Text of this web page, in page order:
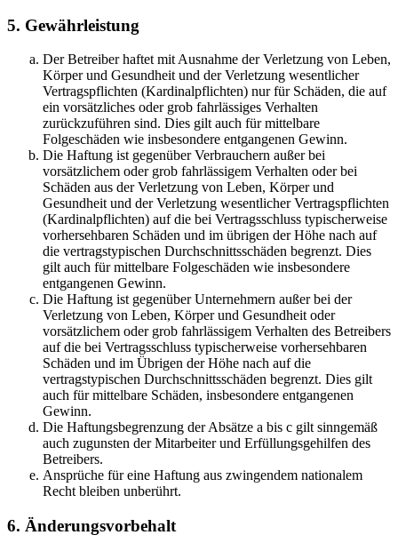
5. Gewährleistung
Der Betreiber haftet mit Ausnahme der Verletzung von Leben,
Körper und Gesundheit und der Verletzung wesentlicher
Vertragspflichten (Kardinalpflichten) nur für Schäden, die auf
ein vorsätzliches oder grob fahrlässiges Verhalten
zurückzuführen sind. Dies gilt auch für mittelbare
Folgeschäden wie insbesondere entgangenen Gewinn.
Die Haftung ist gegenüber Verbrauchern außer bei
vorsätzlichem oder grob fahrlässigem Verhalten oder bei
Schäden aus der Verletzung von Leben, Körper und
Gesundheit und der Verletzung wesentlicher Vertragspflichten
(Kardinalpflichten) auf die bei Vertragsschluss typischerweise
vorhersehbaren Schäden und im übrigen der Höhe nach auf
die vertragstypischen Durchschnittsschäden begrenzt. Dies
gilt auch für mittelbare Folgeschäden wie insbesondere
entgangenen Gewinn.
Die Haftung ist gegenüber Unternehmern außer bei der
Verletzung von Leben, Körper und Gesundheit oder
vorsätzlichem oder grob fahrlässigem Verhalten des Betreibers
auf die bei Vertragsschluss typischerweise vorhersehbaren
Schäden und im Übrigen der Höhe nach auf die
vertragstypischen Durchschnittsschäden begrenzt. Dies gilt
auch für mittelbare Schäden, insbesondere entgangenen
Gewinn.
Die Haftungsbegrenzung der Absätze a bis c gilt sinngemäß
auch zugunsten der Mitarbeiter und Erfüllungsgehilfen des
Betreibers.
Ansprüche für eine Haftung aus zwingendem nationalem
Recht bleiben unberührt.
6. Änderungsvorbehalt